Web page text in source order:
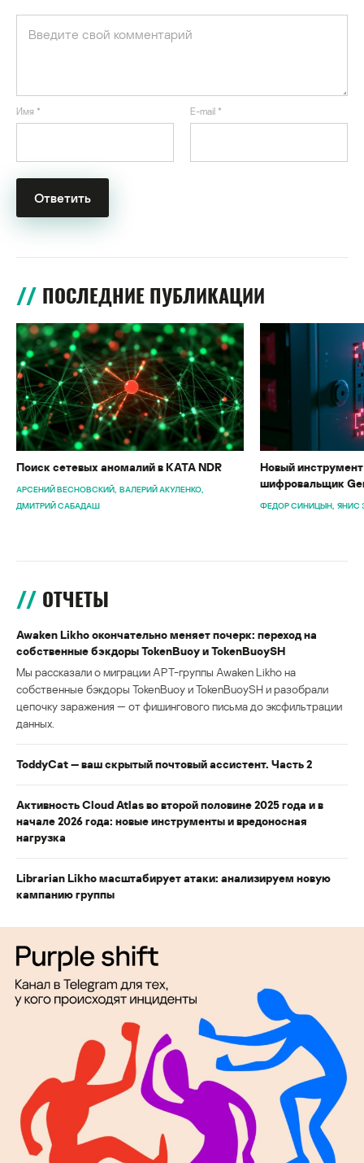
Имя * E-mail *
ПОСЛЕДНИЕ ПУБЛИКАЦИИ
Поиск сетевых аномалий в KATA NDR
АРСЕНИЙ ВЕСНОВСКИЙ ВАЛЕРИЙ АКУЛЕНКО
ДМИТРИЙ САБАДАШ
Новый
шифровальщик
ФЕДОР СИНИЦЫН ЯНИС
ОТЧЕТЫ
Awaken Likho окончательно меняет почерк: переход на
собственные бэкдоры TokenBuoy и TokenBuoySH
Мы рассказали о миграции APT-группы Awaken Likho на
собственные бэкдоры TokenBuoy и TokenBuoySH и разобрали
цепочку заражения — от фишингового письма до эксфильтрации
данных.
ToddyCat — ваш скрытый почтовый ассистент. Часть 2
Активность Cloud Atlas во второй половине 2025 года и в
начале 2026 года: новые инструменты и вредоносная
нагрузка
Librarian Likho масштабирует атаки: анализируем новую
кампанию группы